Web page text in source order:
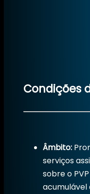
Condições
Âmbito:
serviços
sobre o